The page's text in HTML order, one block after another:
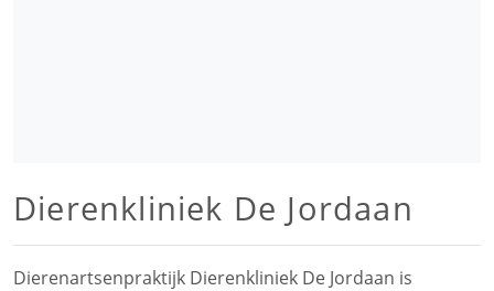
Dierenkliniek De Jordaan
Dierenartsenpraktijk Dierenkliniek De Jordaan is